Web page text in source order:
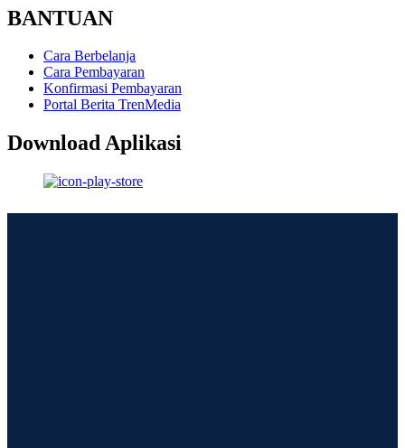
BANTUAN
Cara Berbelanja
Cara Pembayaran
Konfirmasi Pembayaran
Portal Berita TrenMedia
Download Aplikasi